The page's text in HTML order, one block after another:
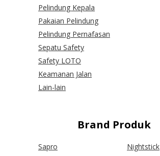
Pelindung Kepala
Pakaian Pelindung
Pelindung Pernafasan
Sepatu Safety
Safety LOTO
Keamanan Jalan
Lain-lain
Brand Produk
Sapro
Nightstick